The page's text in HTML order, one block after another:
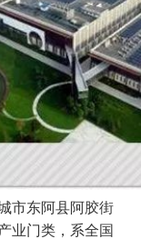
市东阿县阿胶街
业门类，系全国